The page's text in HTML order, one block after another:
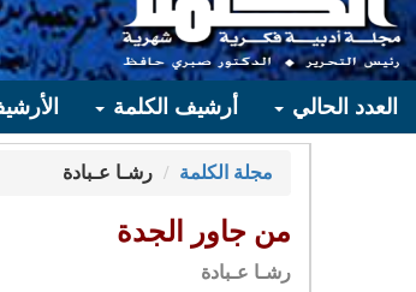
العدد الحالي أرشيف الكلمة
مجلة الكلمة رشـا عـبادة
من جاور الجدة
رشـا عـبادة